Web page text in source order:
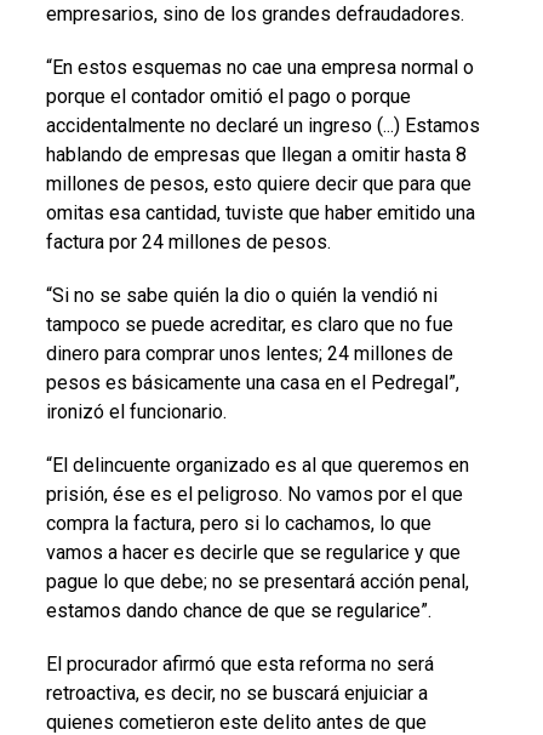
empresarios, sino de los grandes defraudadores.
“En estos esquemas no cae una empresa normal o
porque el contador omitió el pago o porque
accidentalmente no declaré un ingreso (...) Estamos
hablando de empresas que llegan a omitir hasta 8
millones de pesos, esto quiere decir que para que
omitas esa cantidad, tuviste que haber emitido una
factura por 24 millones de pesos.
“Si no se sabe quién la dio o quién la vendió ni
tampoco se puede acreditar, es claro que no fue
dinero para comprar unos lentes; 24 millones de
pesos es básicamente una casa en el Pedregal”,
ironizó el funcionario.
“El delincuente organizado es al que queremos en
prisión, ése es el peligroso. No vamos por el que
compra la factura, pero si lo cachamos, lo que
vamos a hacer es decirle que se regularice y que
pague lo que debe; no se presentará acción penal,
estamos dando chance de que se regularice”.
El procurador afirmó que esta reforma no será
retroactiva, es decir, no se buscará enjuiciar a
quienes cometieron este delito antes de que